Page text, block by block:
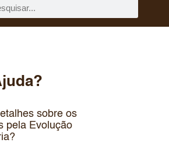
sobre os
pela Evolução